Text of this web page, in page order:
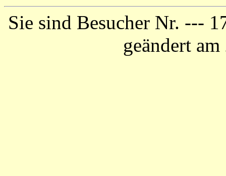
Sie sind Besucher Nr. ---
geändert